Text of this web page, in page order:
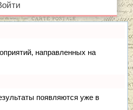
направленных на
появляются уже в